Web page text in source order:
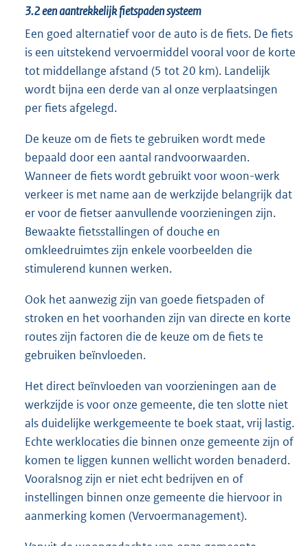
3.2 een aantrekkelijk fietspaden systeem
Een goed alternatief voor de auto is de fiets. De fiets
is een uitstekend vervoermiddel vooral voor de korte
tot middellange afstand (5 tot 20 km). Landelijk
wordt bijna een derde van al onze verplaatsingen
per fiets afgelegd.
De keuze om de fiets te gebruiken wordt mede
bepaald door een aantal randvoorwaarden.
Wanneer de fiets wordt gebruikt voor woon-werk
verkeer is met name aan de werkzijde belangrijk dat
er voor de fietser aanvullende voorzieningen zijn.
Bewaakte fietsstallingen of douche en
omkleedruimtes zijn enkele voorbeelden die
stimulerend kunnen werken.
Ook het aanwezig zijn van goede fietspaden of
stroken en het voorhanden zijn van directe en korte
routes zijn factoren die de keuze om de fiets te
gebruiken beïnvloeden.
Het direct beïnvloeden van voorzieningen aan de
werkzijde is voor onze gemeente, die ten slotte niet
als duidelijke werkgemeente te boek staat, vrij lastig.
Echte werklocaties die binnen onze gemeente zijn of
komen te liggen kunnen wellicht worden benaderd.
Vooralsnog zijn er niet echt bedrijven en of
instellingen binnen onze gemeente die hiervoor in
aanmerking komen (Vervoermanagement).